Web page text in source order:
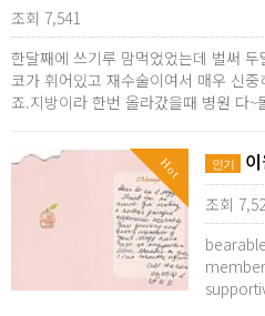
조회 7,541
한달째에 쓰기루 맘먹었었는데 벌써
코가 휘어있고 재수술이여서 매우 신
죠.지방이라 한번 올라갔을때 병원 다
Hot 인기
조회